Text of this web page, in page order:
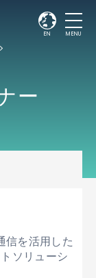
EN MENU
ー
信を活用した
ソリューシ